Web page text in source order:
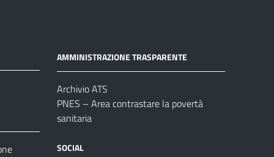
AMMINISTRAZIONE TRASPARENTE
Archivio ATS
PNES – Area contrastare la povertà
sanitaria
SOCIAL